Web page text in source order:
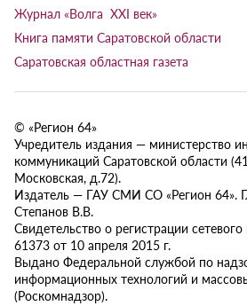
Журнал «Волга XXI век»
Книга памяти Саратовской области
Саратовская областная газета
© «Регион 64»
Учредитель издания — министерство
коммуникаций Саратовской области
Московская, д.72).
Издатель — ГАУ СМИ СО «Регион 64».
Степанов В.В.
Свидетельство о регистрации
61373 от 10 апреля 2015 г.
Выдано Федеральной службой по
информационных технологий и
(Роскомнадзор).